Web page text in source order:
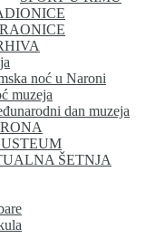
noć u Naroni
muzeja
dan muzeja
ŠETNJA